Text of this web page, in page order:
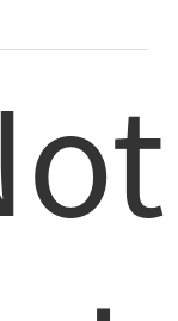
活品质的家
使用全屋净
的泥沙、铁
余氯、重金
软水机可去